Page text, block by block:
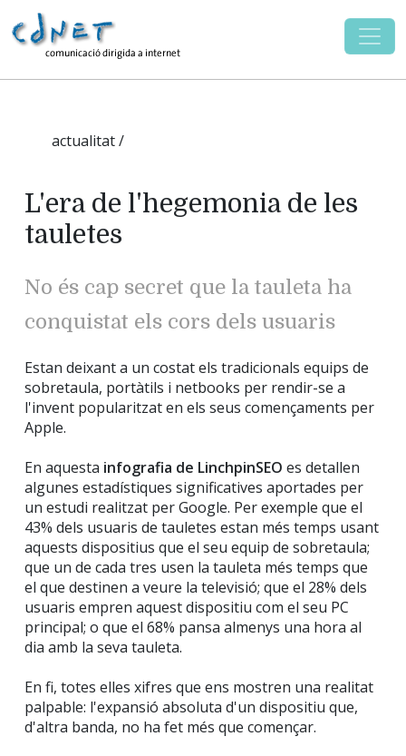
actualitat /
L'era de l'hegemonia de les
tauletes
No és cap secret que la tauleta ha
conquistat els cors dels usuaris
Estan deixant a un costat els tradicionals equips de
sobretaula, portàtils i netbooks per rendir-se a
l'invent popularitzat en els seus començaments per
Apple.
En aquesta infografia de LinchpinSEO es detallen
algunes estadístiques significatives aportades per
un estudi realitzat per Google. Per exemple que el
43% dels usuaris de tauletes estan més temps usant
aquests dispositius que el seu equip de sobretaula;
que un de cada tres usen la tauleta més temps que
el que destinen a veure la televisió; que el 28% dels
usuaris empren aquest dispositiu com el seu PC
principal; o que el 68% pansa almenys una hora al
dia amb la seva tauleta.
En fi, totes elles xifres que ens mostren una realitat
palpable: l'expansió absoluta d'un dispositiu que,
d'altra banda, no ha fet més que començar.